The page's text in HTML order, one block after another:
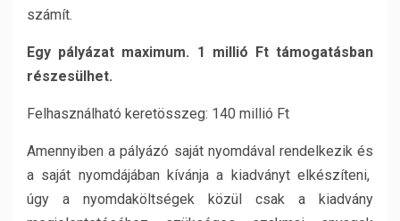
számít.
Egy pályázat maximum. 1 millió Ft támogatásban
részesülhet.
Felhasználható keretösszeg: 140 millió Ft
Amennyiben a pályázó saját nyomdával rendelkezik és
a saját nyomdájában kívánja a kiadványt elkészíteni,
úgy a nyomdaköltségek közül csak a kiadvány